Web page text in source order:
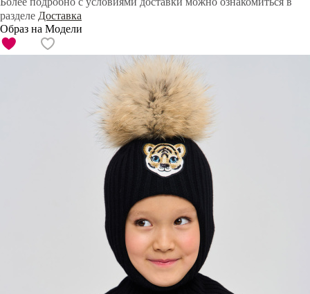
разделе Доставка
Образ на Модели